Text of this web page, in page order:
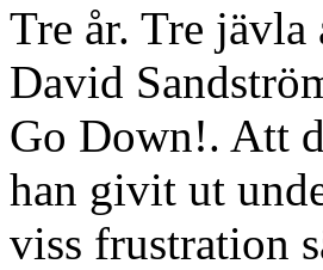
Tre år. Tre
David
Go Down!. Att
han givit ut
viss frustration